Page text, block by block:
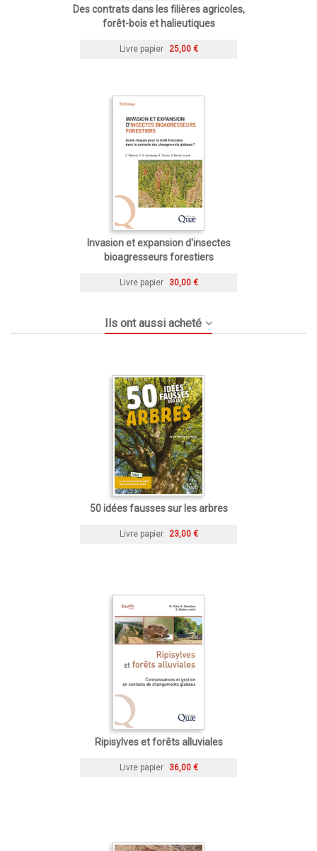
Des contrats dans les filières agricoles,
forêt-bois et halieutiques
Livre papier 25,00 €
Invasion et expansion d'insectes
bioagresseurs forestiers
Livre papier 30,00 €
Ils ont aussi acheté
50 idées fausses sur les arbres
Livre papier 23,00 €
Ripisylves et forêts alluviales
Livre papier 36,00 €